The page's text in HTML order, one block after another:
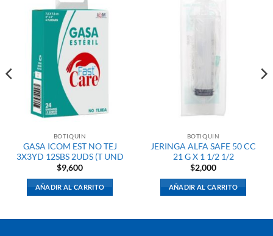
BOTIQUIN
GASA ICOM EST NO TEJ
3X3YD 12SBS 2UDS (T UND
$9,600
AÑADIR AL CARRITO
BOTIQUIN
JERINGA ALFA SAFE 50 CC
21 G X 1 1/2 1/2
$2,000
AÑADIR AL CARRITO